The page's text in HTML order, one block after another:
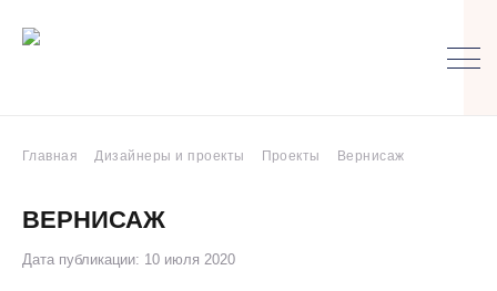
Главная Дизайнеры и проекты Проекты Вернисаж
ВЕРНИСАЖ
Дата публикации: 10 июля 2020